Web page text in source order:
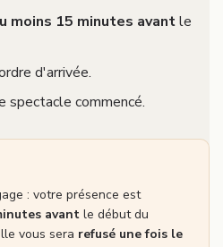
moins 15 minutes avantle
d'arrivée.
spectacle commencé.
: votre présence est
avant le début du
vous sera refusé une fois le